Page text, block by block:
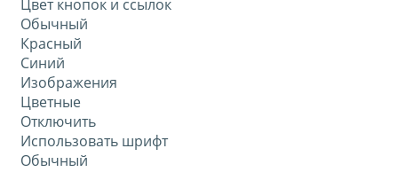
Цвет кнопок и ссылок
Обычный
Красный
Синий
Изображения
Цветные
Отключить
Использовать шрифт
Обычный